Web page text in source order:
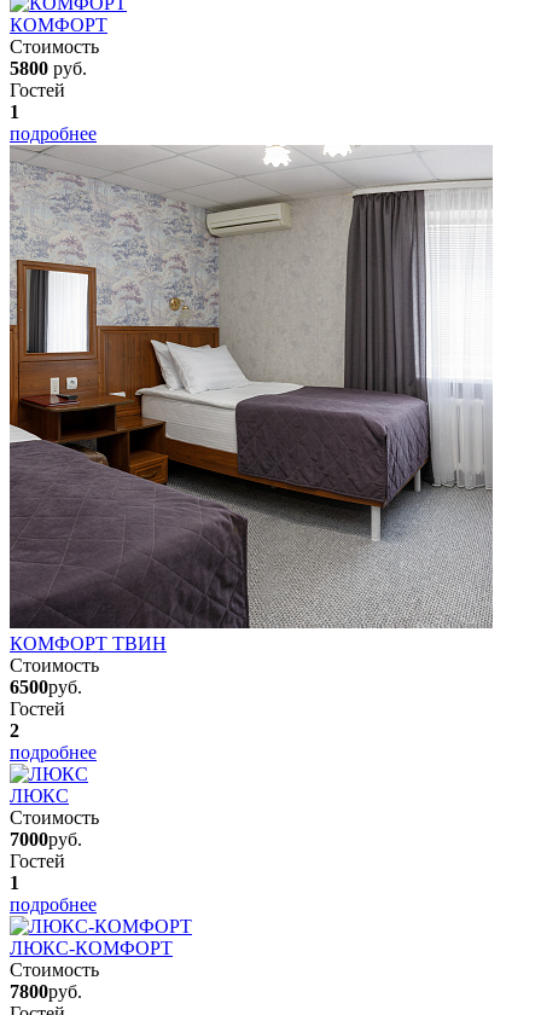
КОМФОРТ
Стоимость
5800 руб.
Гостей
1
подробнее
КОМФОРТ ТВИН
Стоимость
6500руб.
Гостей
2
подробнее
ЛЮКС
Стоимость
7000руб.
Гостей
1
подробнее
ЛЮКС-КОМФОРТ
Стоимость
7800руб.